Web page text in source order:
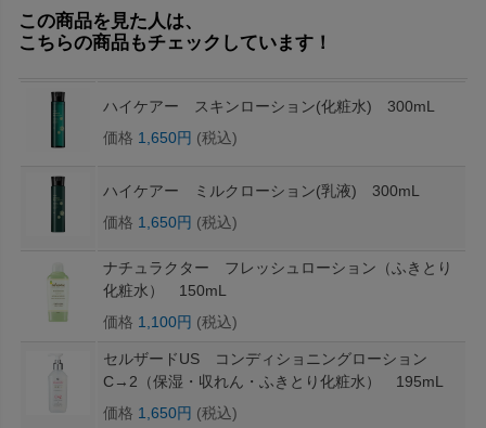
この商品を見た人は、
こちらの商品もチェックしています！
ハイケアー スキンローション(化粧水) 300mL
価格 1,650円 (税込)
ハイケアー ミルクローション(乳液) 300mL
価格 1,650円 (税込)
ナチュラクター フレッシュローション（ふきとり
化粧水） 150mL
価格 1,100円 (税込)
セルザードUS コンディショニングローション
C→2（保湿・収れん・ふきとり化粧水） 195mL
価格 1,650円 (税込)